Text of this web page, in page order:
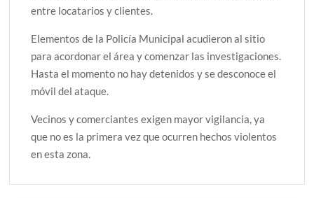
entre locatarios y clientes.
Elementos de la Policía Municipal acudieron al sitio
para acordonar el área y comenzar las investigaciones.
Hasta el momento no hay detenidos y se desconoce el
móvil del ataque.
Vecinos y comerciantes exigen mayor vigilancia, ya
que no es la primera vez que ocurren hechos violentos
en esta zona.